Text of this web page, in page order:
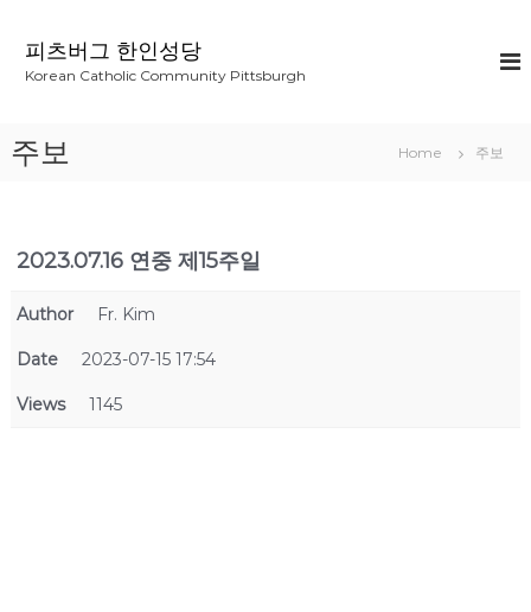
피츠버그 한인성당
Korean Catholic Community Pittsburgh
주보 Home 주보
2023.07.16 연중 제15주일
Author Fr. Kim
Date 2023-07-15 17:54
Views 1145